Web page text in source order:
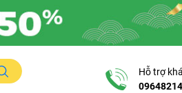
Hỗ trợ